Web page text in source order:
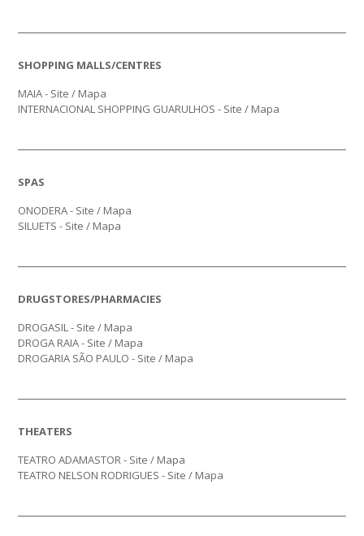
SHOPPING MALLS/CENTRES
MAIA - Site / Mapa
INTERNACIONAL SHOPPING GUARULHOS - Site / Mapa
SPAS
ONODERA - Site / Mapa
SILUETS - Site / Mapa
DRUGSTORES/PHARMACIES
DROGASIL - Site / Mapa
DROGA RAIA - Site / Mapa
DROGARIA SÃO PAULO - Site / Mapa
THEATERS
TEATRO ADAMASTOR - Site / Mapa
TEATRO NELSON RODRIGUES - Site/ Mapa